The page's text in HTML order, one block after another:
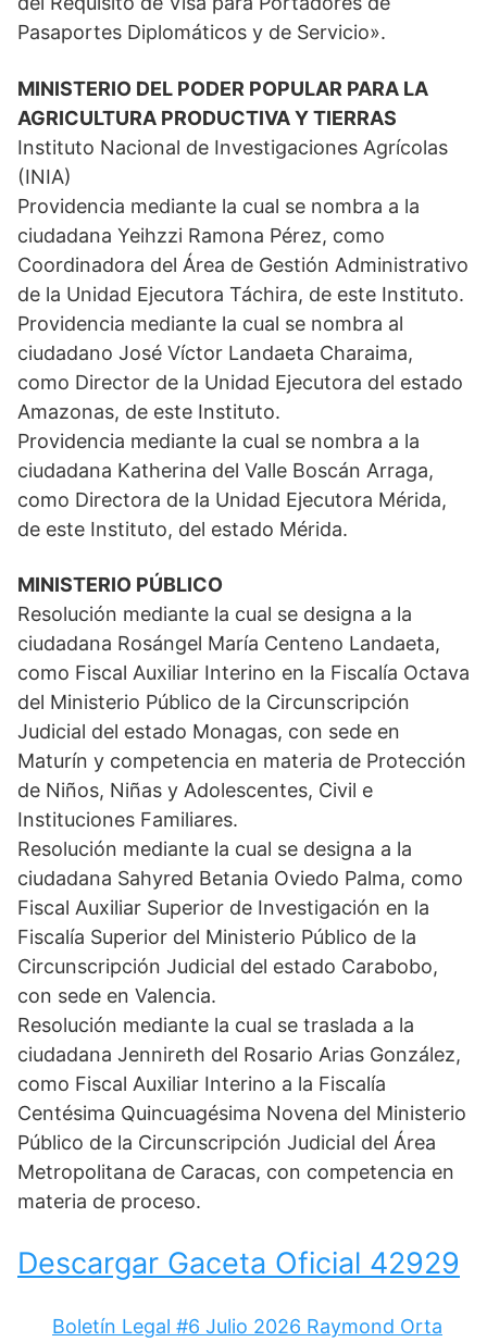
Pasaportes Diplomáticos y de Servicio».
MINISTERIO DEL PODER POPULAR PARA LA
AGRICULTURA PRODUCTIVA Y TIERRAS
Instituto Nacional de Investigaciones Agrícolas
(INIA)
Providencia mediante la cual se nombra a la
ciudadana Yeihzzi Ramona Pérez, como
Coordinadora del Área de Gestión Administrativo
de la Unidad Ejecutora Táchira, de este Instituto.
Providencia mediante la cual se nombra al
ciudadano José Víctor Landaeta Charaima,
como Director de la Unidad Ejecutora del estado
Amazonas, de este Instituto.
Providencia mediante la cual se nombra a la
ciudadana Katherina del Valle Boscán Arraga,
como Directora de la Unidad Ejecutora Mérida,
de este Instituto, del estado Mérida.
MINISTERIO PÚBLICO
Resolución mediante la cual se designa a la
ciudadana Rosángel María Centeno Landaeta,
como Fiscal Auxiliar Interino en la Fiscalía Octava
del Ministerio Público de la Circunscripción
Judicial del estado Monagas, con sede en
Maturín y competencia en materia de Protección
de Niños, Niñas y Adolescentes, Civil e
Instituciones Familiares.
Resolución mediante la cual se designa a la
ciudadana Sahyred Betania Oviedo Palma, como
Fiscal Auxiliar Superior de Investigación en la
Fiscalía Superior del Ministerio Público de la
Circunscripción Judicial del estado Carabobo,
con sede en Valencia.
Resolución mediante la cual se traslada a la
ciudadana Jennireth del Rosario Arias González,
como Fiscal Auxiliar Interino a la Fiscalía
Centésima Quincuagésima Novena del Ministerio
Público de la Circunscripción Judicial del Área
Metropolitana de Caracas, con competencia en
materia de proceso.
Descargar Gaceta Oficial 42929
Boletín Legal #6 Julio 2026 Raymond Orta